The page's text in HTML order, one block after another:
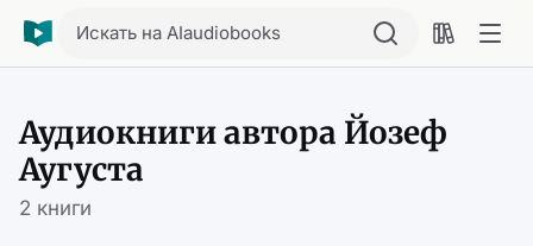
Искать на AIaudiobooks
Аудиокниги автора Йозеф
Аугуста
2 книги